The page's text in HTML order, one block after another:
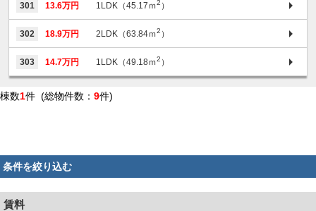
301 13.6万円 1LDK（45.17ｍ2 ）
302 18.9万円 2LDK（63.84ｍ2 ）
303 14.7万円 1LDK（49.18ｍ2 ）
棟数1件 (総物件数： 9件)
条件を絞り込む
賃料